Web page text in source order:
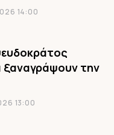
14:00
ξαναγράψουν την
13:00